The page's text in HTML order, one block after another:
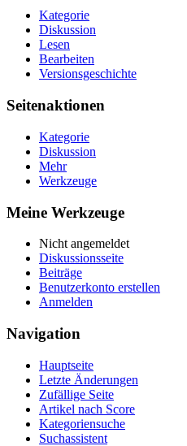
Kategorie
Diskussion
Lesen
Bearbeiten
Versionsgeschichte
Seitenaktionen
Kategorie
Diskussion
Mehr
Werkzeuge
Meine Werkzeuge
Nicht angemeldet
Diskussionsseite
Beiträge
Benutzerkonto erstellen
Anmelden
Navigation
Hauptseite
Letzte Änderungen
Zufällige Seite
Artikel nach Score
Kategoriensuche
Suchassistent